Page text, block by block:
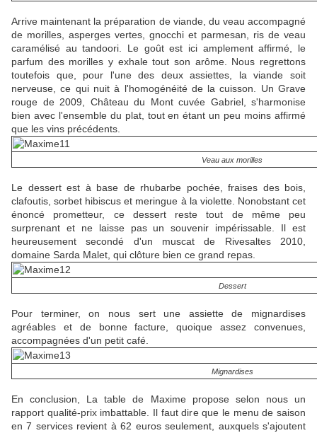
Arrive maintenant la préparation de viande, du veau accompagné
de morilles, asperges vertes, gnocchi et parmesan, ris de veau
caramélisé au tandoori. Le goût est ici amplement affirmé, le
parfum des morilles y exhale tout son arôme. Nous regrettons
toutefois que, pour l'une des deux assiettes, la viande soit
nerveuse, ce qui nuit à l'homogénéité de la cuisson. Un Grave
rouge de 2009, Château du Mont cuvée Gabriel, s'harmonise
bien avec l'ensemble du plat, tout en étant un peu moins affirmé
que les vins précédents.
Veau aux morilles
Le dessert est à base de rhubarbe pochée, fraises des bois,
clafoutis, sorbet hibiscus et meringue à la violette. Nonobstant cet
énoncé prometteur, ce dessert reste tout de même peu
surprenant et ne laisse pas un souvenir impérissable. Il est
heureusement secondé d'un muscat de Rivesaltes 2010,
domaine Sarda Malet, qui clôture bien ce grand repas.
Dessert
Pour terminer, on nous sert une assiette de mignardises
agréables et de bonne facture, quoique assez convenues,
accompagnées d'un petit café.
Mignardises
En conclusion, La table de Maxime propose selon nous un
rapport qualité-prix imbattable. Il faut dire que le menu de saison
en 7 services revient à 62 euros seulement, auxquels s'ajoutent